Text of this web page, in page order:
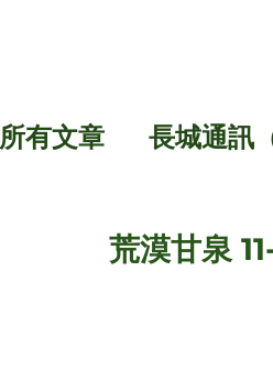
所有文章 長城通訊
荒漠甘泉